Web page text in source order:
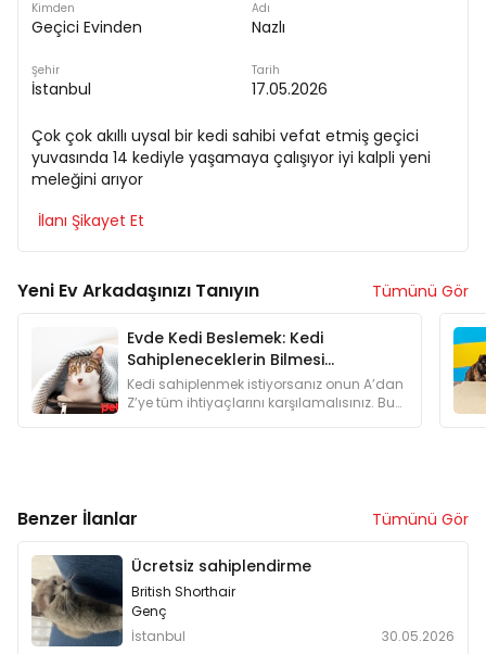
Kimden
Geçici Evinden
Adı
Nazlı
Şehir
İstanbul
Tarih
17.05.2026
Çok çok akıllı uysal bir kedi sahibi vefat etmiş geçici
yuvasında 14 kediyle yaşamaya çalışıyor iyi kalpli yeni
meleğini arıyor
İlanı Şikayet Et
Yeni Ev Arkadaşınızı Tanıyın Tümünü Gör
Evde Kedi Beslemek: Kedi
Sahipleneceklerin Bilmesi
Gerekenler
Kedi sahiplenmek istiyorsanız onun A’dan
Z’ye tüm ihtiyaçlarını karşılamalısınız. Bu
Benzer İlanlar Tümünü Gör
Ücretsiz sahiplendirme
British Shorthair
Genç
İstanbul
30.05.2026